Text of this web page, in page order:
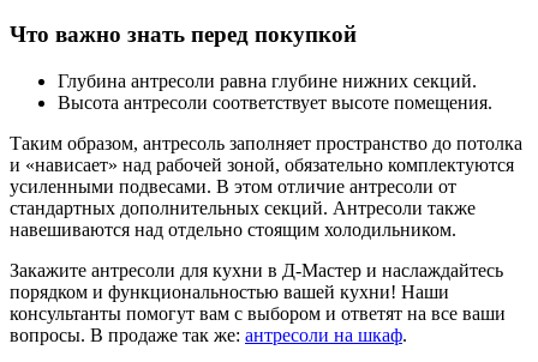
Что важно знать перед покупкой
Глубина антресоли равна глубине нижних секций.
Высота антресоли соответствует высоте помещения.
Таким образом, антресоль заполняет пространство до потолка
и «нависает» над рабочей зоной, обязательно комплектуются
усиленными подвесами. В этом отличие антресоли от
стандартных дополнительных секций. Антресоли также
навешиваются над отдельно стоящим холодильником.
Закажите антресоли для кухни в Д-Мастер и наслаждайтесь
порядком и функциональностью вашей кухни! Наши
консультанты помогут вам с выбором и ответят на все ваши
вопросы. В продаже так же: антресоли на шкаф.